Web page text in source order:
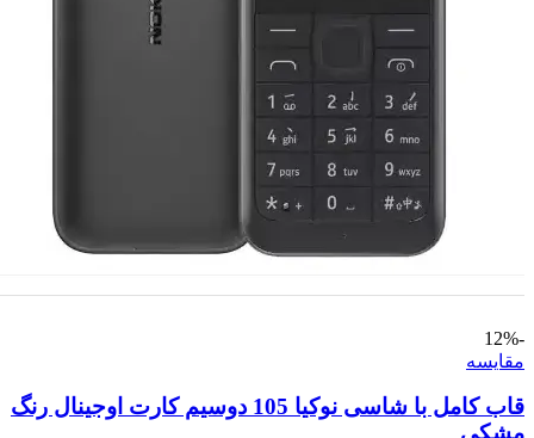
-12%
مقايسه
قاب کامل با شاسی نوکیا 105 دوسیم کارت اوجینال رنگ